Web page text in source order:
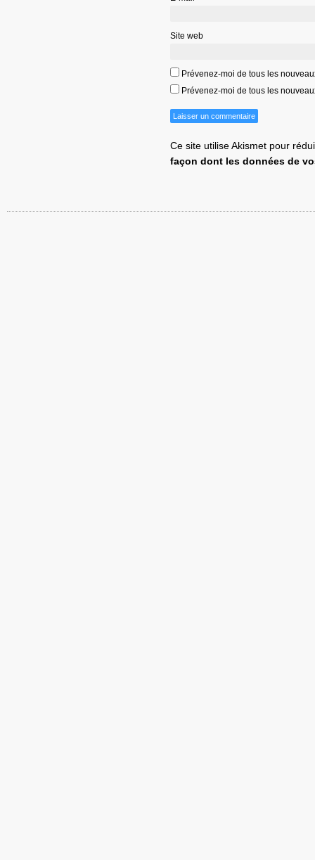
Site web
Prévenez-moi de tous les
Prévenez-moi de tous les
Ce site utilise Akismet pour
façon dont les données de